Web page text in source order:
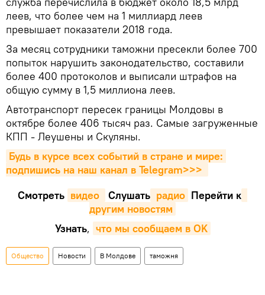
леев, что более чем на 1 миллиард леев
превышает показатели 2018 года.
За месяц сотрудники таможни пресекли более 700
попыток нарушить законодательство, составили
более 400 протоколов и выписали штрафов на
общую сумму в 1,5 миллиона леев.
Автотранспорт пересек границы Молдовы в
октябре более 406 тысяч раз. Самые загруженные
КПП - Леушены и Скуляны.
Будь в курсе всех событий в стране и мире:
подпишись на наш канал в Telegram>>>
Смотреть видео Cлушать радио Перейти к
другим новостям
Узнать, что мы сообщаем в OK
Общество Новости В Молдове таможня